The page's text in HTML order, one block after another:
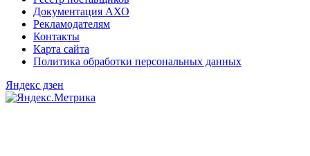
Документация АХО
Рекламодателям
Контакты
Карта сайта
Политика обработки персональных данных
Яндекс дзен